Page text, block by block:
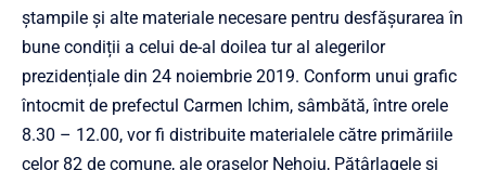
ștampile și alte materiale necesare pentru desfășurarea în
bune condiții a celui de-al doilea tur al alegerilor
prezidențiale din 24 noiembrie 2019. Conform unui grafic
întocmit de prefectul Carmen Ichim, sâmbătă, între orele
8.30 – 12.00, vor fi distribuite materialele către primăriile
celor 82 de comune, ale orașelor Nehoiu, Pătârlagele și